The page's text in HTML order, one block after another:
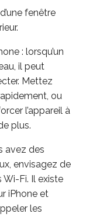
fenêtre
: lorsqu’un
il peut
Mettez
ou
l’appareil à
plus.
avez des
envisagez de
Wi-Fi. Il existe
iPhone et
les